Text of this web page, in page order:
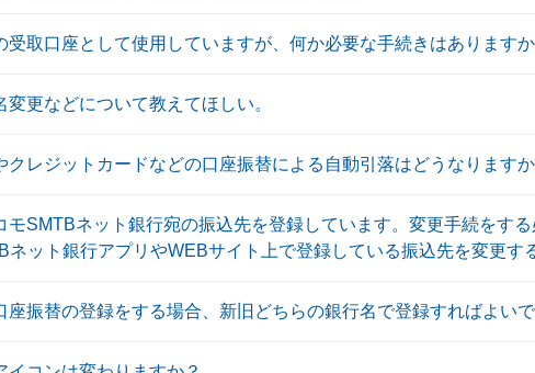
受取口座として使用していますが、何か必要な手続きはありますか
更などについて教えてほしい。
クレジットカードなどの口座振替による自動引落はどうなりますか
モSMTBネット銀行宛の振込先を登録しています。変更手続をする
ネット銀行アプリやWEBサイト上で登録している振込先を変更す
座振替の登録をする場合、新旧どちらの銀行名で登録すればよい